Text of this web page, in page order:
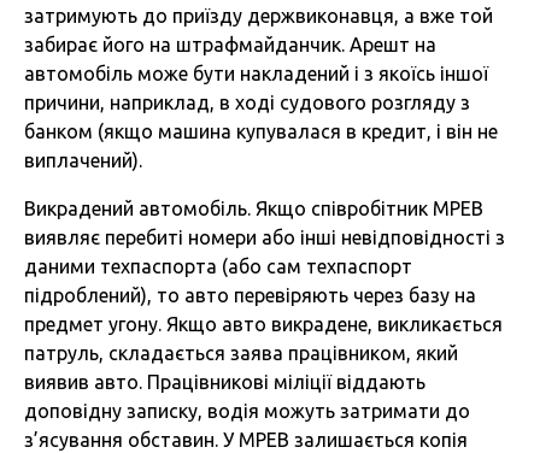
затримують до приїзду держвиконавця, а вже той
забирає його на штрафмайданчик. Арешт на
автомобіль може бути накладений і з якоїсь іншої
причини, наприклад, в ході судового розгляду з
банком (якщо машина купувалася в кредит, і він не
виплачений).
Викрадений автомобіль. Якщо співробітник МРЕВ
виявляє перебиті номери або інші невідповідності з
даними техпаспорта (або сам техпаспорт
підроблений), то авто перевіряють через базу на
предмет угону. Якщо авто викрадене, викликається
патруль, складається заява працівником, який
виявив авто. Працівникові міліції віддають
доповідну записку, водія можуть затримати до
з’ясування обставин. У МРЕВ залишається копія